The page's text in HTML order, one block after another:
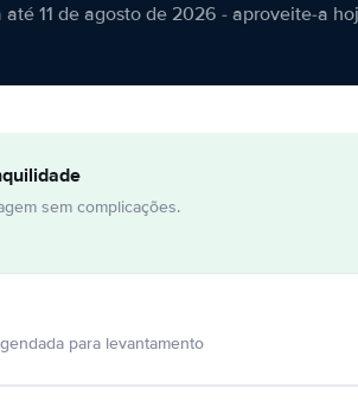
11 de agosto de 2026 - aproveite-a
sem complicações.
para levantamento